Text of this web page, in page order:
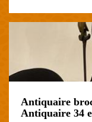
Antiquaire
Antiquaire 34